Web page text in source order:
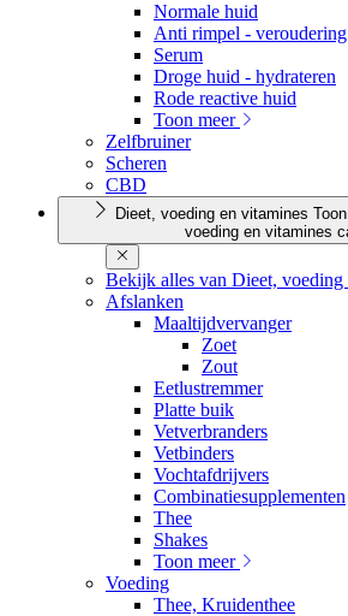
Normale huid
Anti rimpel - veroudering
Serum
Droge huid - hydrateren
Rode reactive huid
Toon meer
Zelfbruiner
Scheren
CBD
Dieet, voeding en vitamines
voeding en vitamines
Bekijk alles van Dieet, voeding
Afslanken
Maaltijdvervanger
Zoet
Zout
Eetlustremmer
Platte buik
Vetverbranders
Vetbinders
Vochtafdrijvers
Combinatiesupplementen
Thee
Shakes
Toon meer
Voeding
Thee, Kruidenthee